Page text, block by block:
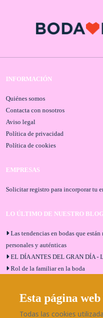
INFORMACIÓN
Quiénes somos
Contacta con nosotros
Aviso legal
Política de privacidad
Política de cookies
EMPRESAS
Solicitar registro para incorporar tu
LO ÚLTIMO DE NUESTRO
Las tendencias en bodas que
personales y auténticas
EL DÍA ANTES DEL GRAN DÍA -
Rol de la familiar en la boda
Bodas en Alhaurín de la Torre:
Málaga
¿Cómo será tu boda?
Esta página web
Todas las cookies